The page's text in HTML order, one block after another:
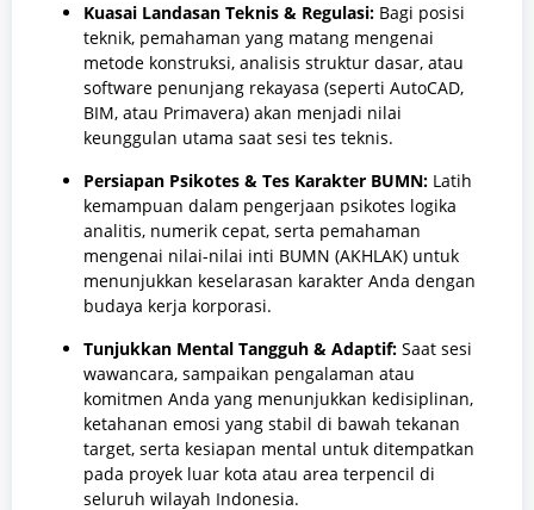
Kuasai Landasan Teknis & Regulasi: Bagi posisi
teknik, pemahaman yang matang mengenai
metode konstruksi, analisis struktur dasar, atau
software penunjang rekayasa (seperti AutoCAD,
BIM, atau Primavera) akan menjadi nilai
keunggulan utama saat sesi tes teknis.
Persiapan Psikotes & Tes Karakter BUMN: Latih
kemampuan dalam pengerjaan psikotes logika
analitis, numerik cepat, serta pemahaman
mengenai nilai-nilai inti BUMN (AKHLAK) untuk
menunjukkan keselarasan karakter Anda dengan
budaya kerja korporasi.
Tunjukkan Mental Tangguh & Adaptif: Saat sesi
wawancara, sampaikan pengalaman atau
komitmen Anda yang menunjukkan kedisiplinan,
ketahanan emosi yang stabil di bawah tekanan
target, serta kesiapan mental untuk ditempatkan
pada proyek luar kota atau area terpencil di
seluruh wilayah Indonesia.